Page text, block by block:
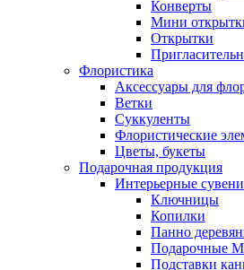
Конверты
Мини
Открытки
Флористика
Аксессуары для
Ветки
Суккуленты
Флористические
Цветы, букеты
Подарочная продукция
Интерьерные
Ключницы
Копилки
Панно
Подарочные
Подставки